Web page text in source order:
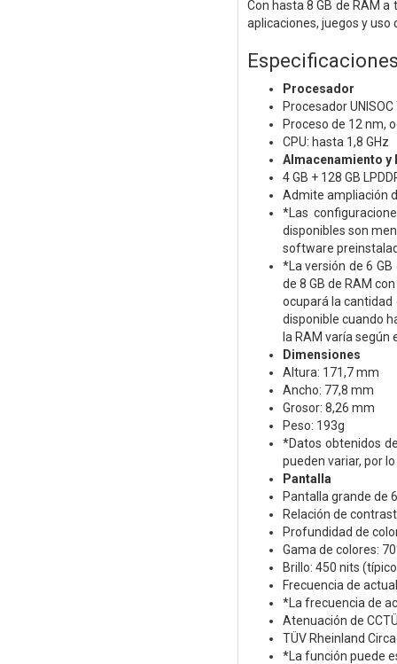
Con hasta 8 GB de RAM
aplicaciones, juegos y uso
Procesador
Procesador
Proceso de 12 nm,
CPU: hasta 1,8 GHz
Almacenamiento y
4 GB + 128 GB
Admite ampliación
*Las
disponibles son
software
*La versión de 6
de 8 GB de RAM
ocupará la
disponible cuando
la RAM varía según
Dimensiones
Altura: 171,7 mm
Ancho: 77,8 mm
Grosor: 8,26 mm
Peso: 193g
*Datos obtenidos
pueden variar, por
Pantalla
Pantalla grande de
Relación de
Profundidad de
Gama de colores:
Brillo: 450 nits
Frecuencia de
*La frecuencia de
Atenuación de
TÜV Rheinland
*La función puede